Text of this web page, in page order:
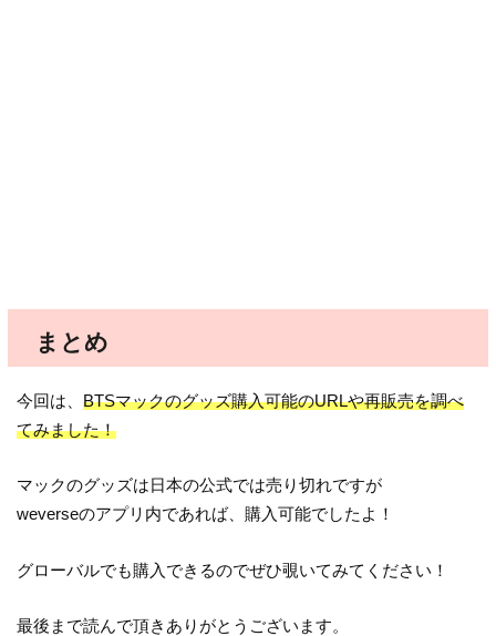
まとめ
今回は、BTSマックのグッズ購入可能のURLや再販売を調べ
てみました！
マックのグッズは日本の公式では売り切れですが
weverseのアプリ内であれば、購入可能でしたよ！
グローバルでも購入できるのでぜひ覗いてみてください！
最後まで読んで頂きありがとうございます。